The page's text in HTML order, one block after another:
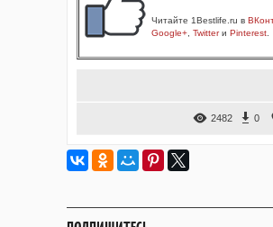
Читайте 1Bestlife.ru в
Google+ Twitterи Pinterest
2482 0